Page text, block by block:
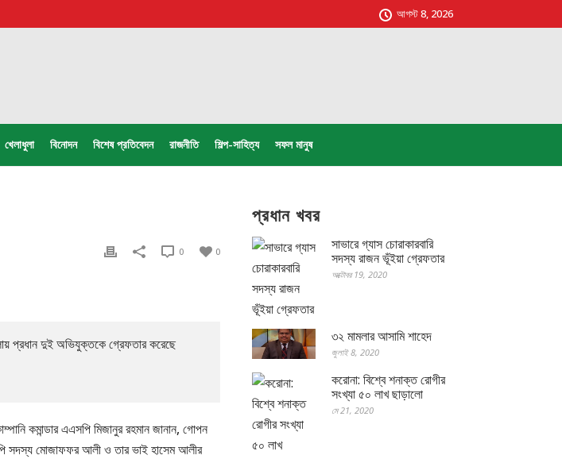
আগস্ট 8, 2026
খেলাধুলা বিনোদন বিশেষ প্রতিবেদন রাজনীতি শিল্প-সাহিত্য সফল মানুষ
0
0
প্রধান দুই অভিযুক্তকে গ্রেফতার করেছে
কমান্ডার এএসপি মিজানুর রহমান জানান, গোপন
সদস্য মোজাফফর আলী ও তার ভাই হাসেম আলীর
প্রধান খবর
সাভারে গ্যাস চোরাকারবারি
সদস্য রাজন ভূঁইয়া গ্রেফতার
অক্টোবর 19, 2020
৩২ মামলার আসামি শাহেদ
জুলাই 8, 2020
করোনা: বিশ্বে শনাক্ত রোগীর
সংখ্যা ৫০ লাখ ছাড়ালো
মে 21, 2020